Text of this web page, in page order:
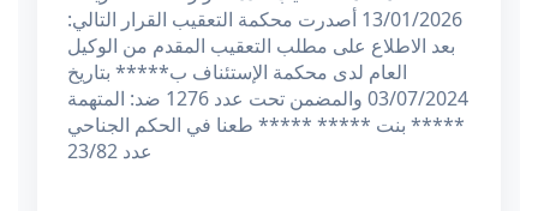
13/01/2026 أصدرت محكمة التعقيب القرار التالي:
بعد الاطلاع على مطلب التعقيب المقدم من الوكيل
العام لدى محكمة الإستئناف ب***** بتاريخ
03/07/2024 والمضمن تحت عدد 1276 ضد: المتهمة
***** بنت ***** ***** طعنا في الحكم الجناحي
عدد 23/82